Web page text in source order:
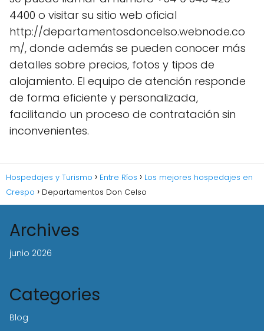
4400 o visitar su sitio web oficial
http://departamentosdoncelso.webnode.co
m/, donde además se pueden conocer más
detalles sobre precios, fotos y tipos de
alojamiento. El equipo de atención responde
de forma eficiente y personalizada,
facilitando un proceso de contratación sin
inconvenientes.
Hospedajes y Turismo Entre Ríos
Los mejores hospedajes en
Crespo
Departamentos Don Celso
Archives
junio 2026
Categories
Blog